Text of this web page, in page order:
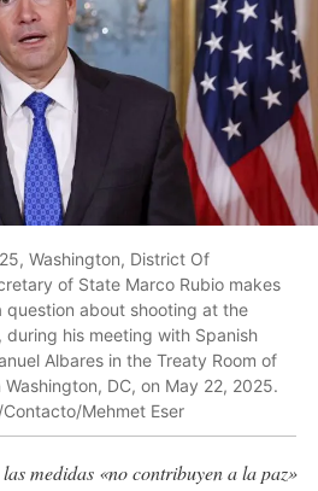
Washington, District Of
of State Marco Rubio makes
question about shooting at the
during his meeting with Spanish
Albares in the Treaty Room of
DC, on May 22, 2025.
Mehmet Eser
medidas «no contribuyen a la paz»